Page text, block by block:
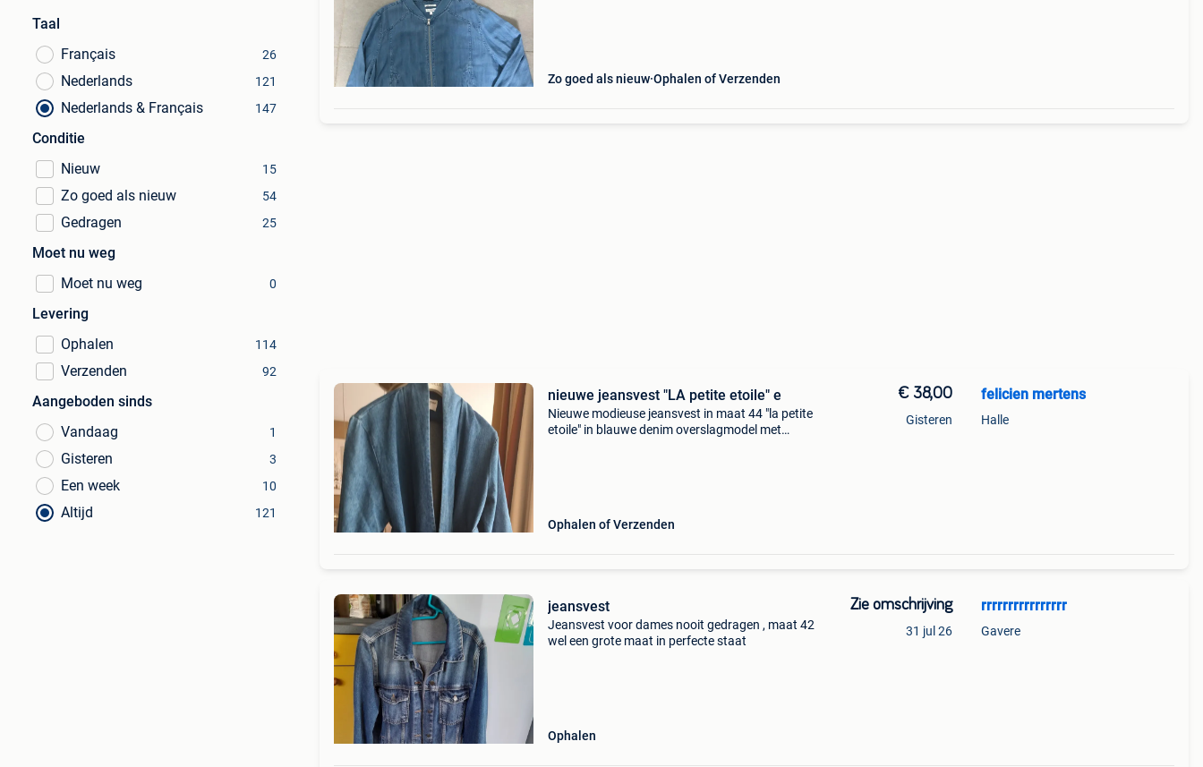
Taal
Français
26
Nederlands 121
Nederlands & Français 147
Conditie
Nieuw
15
Zo goed als nieuw 54
Gedragen 25
Moet nu weg
Moet nu weg
0
Levering
Ophalen
114
Verzenden 92
Aangeboden sinds
Vandaag
1
Gisteren 3
Een week 10
Altijd 121
Zo goed als nieuw Ophalen of Verzenden
nieuwe jeansvest "LA petite etoile" e
Nieuwe modieuse jeansvest in maat 44 "la petite
etoile" in blauwe denim overslagmodel met
Ophalen of Verzenden
€ 38,00
Gisteren
felicien mertens
Halle
jeansvest
Jeansvest voor dames nooit gedragen , maat 42
wel een grote maat in perfecte staat
Ophalen
Zie omschrijving
31 jul 26
rrrrrrrrrrrrrrrr
Gavere